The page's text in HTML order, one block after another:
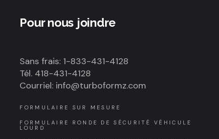
Pour nous joindre
Sans frais: 1-833-431-4128
Tél. 418-431-4128
Courriel: info@turboformz.com
FORMULAIRE SUR MESURE
FORMULAIRE RONDE DE SÉCURITÉ VÉHICULE
LOURD